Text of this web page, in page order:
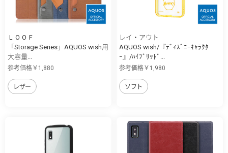
ＬＯＯＦ
「Storage Series」AQUOS wish用
大容量...
参考価格￥1,880
レザー
レイ・アウト
AQUOS wish/『ﾃﾞｨｽﾞﾆｰｷｬﾗｸﾀ
ｰ』/ﾊｲﾌﾞﾘｯﾄﾞ...
参考価格￥1,980
ソフト